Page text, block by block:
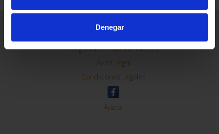
Denegar
Información General
Contacto
Preguntas Frequentes (FAQs)
Aviso Legal
Condiciones Legales
Ayuda